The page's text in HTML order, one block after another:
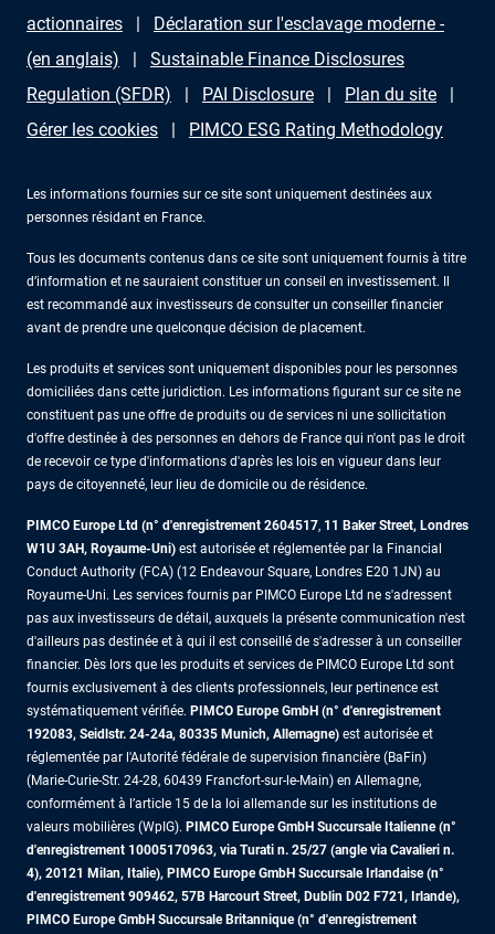
actionnaires
Déclaration sur l'esclavage moderne -
(en anglais)
Sustainable Finance Disclosures
Regulation (SFDR)
PAI Disclosure
Plan du site
Gérer les cookies
PIMCO ESG Rating Methodology
Les informations fournies sur ce site sont uniquement destinées aux
personnes résidant en France.
Tous les documents contenus dans ce site sont uniquement fournis à titre
d’information et ne sauraient constituer un conseil en investissement. Il
est recommandé aux investisseurs de consulter un conseiller financier
avant de prendre une quelconque décision de placement.
Les produits et services sont uniquement disponibles pour les personnes
domiciliées dans cette juridiction. Les informations figurant sur ce site ne
constituent pas une offre de produits ou de services ni une sollicitation
d'offre destinée à des personnes en dehors de France qui n'ont pas le droit
de recevoir ce type d'informations d'après les lois en vigueur dans leur
pays de citoyenneté, leur lieu de domicile ou de résidence.
PIMCO Europe Ltd (n° d'enregistrement 2604517, 11 Baker Street, Londres
W1U 3AH, Royaume-Uni) est autorisée et réglementée par la Financial
Conduct Authority (FCA) (12 Endeavour Square, Londres E20 1JN) au
Royaume-Uni. Les services fournis par PIMCO Europe Ltd ne s'adressent
pas aux investisseurs de détail, auxquels la présente communication n'est
d'ailleurs pas destinée et à qui il est conseillé de s'adresser à un conseiller
financier. Dès lors que les produits et services de PIMCO Europe Ltd sont
fournis exclusivement à des clients professionnels, leur pertinence est
systématiquement vérifiée. PIMCO Europe GmbH (n° d'enregistrement
192083, Seidlstr. 24-24a, 80335 Munich, Allemagne) est autorisée et
réglementée par l'Autorité fédérale de supervision financière (BaFin)
(Marie-Curie-Str. 24-28, 60439 Francfort-sur-le-Main) en Allemagne,
conformément à l’article 15 de la loi allemande sur les institutions de
valeurs mobilières (WpIG). PIMCO Europe GmbH Succursale Italienne (n°
d'enregistrement 10005170963, via Turati n. 25/27 (angle via Cavalieri n.
4), 20121 Milan, Italie), PIMCO Europe GmbH Succursale Irlandaise (n°
d'enregistrement 909462, 57B Harcourt Street, Dublin D02 F721, Irlande),
PIMCO Europe GmbH Succursale Britannique (n° d'enregistrement